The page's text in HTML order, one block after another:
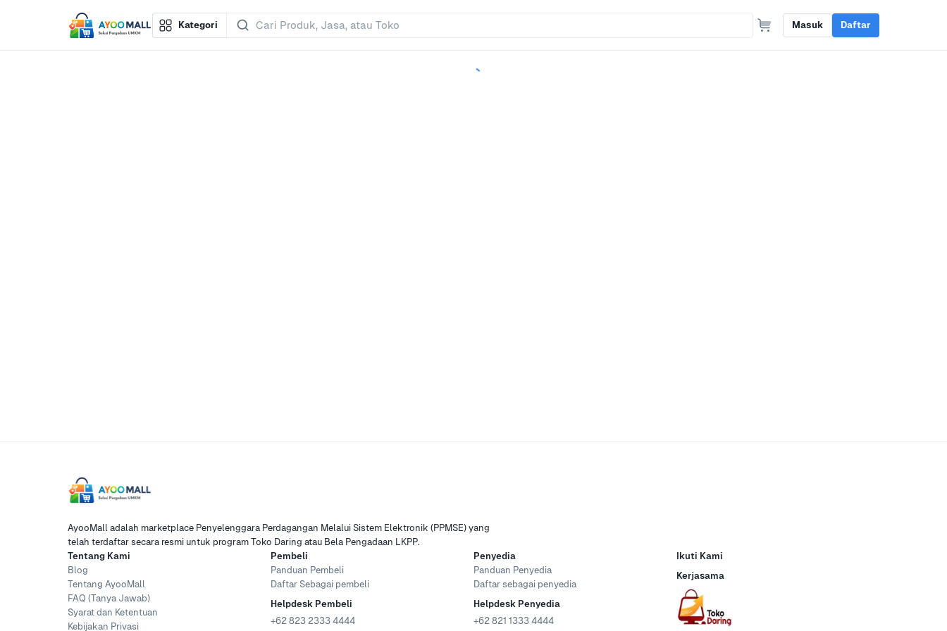
Kategori Masuk Daftar
AyooMall adalah marketplace Penyelenggara Perdagangan Melalui Sistem Elektronik (PPMSE) yang
telah terdaftar secara resmi untuk program Toko Daring atau Bela Pengadaan LKPP.
Tentang Kami
Blog
Tentang AyooMall
FAQ (Tanya Jawab)
Syarat dan Ketentuan
Kebijakan Privasi
Pembeli
Panduan Pembeli
Daftar Sebagai pembeli
Helpdesk Pembeli
+62 823 2333 4444
Penyedia
Panduan Penyedia
Daftar sebagai penyedia
Helpdesk Penyedia
+62 821 1333 4444
Ikuti Kami
Kerjasama